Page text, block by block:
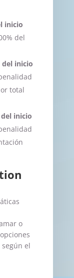
inicio
del
del inicio
total
inicio
o
el